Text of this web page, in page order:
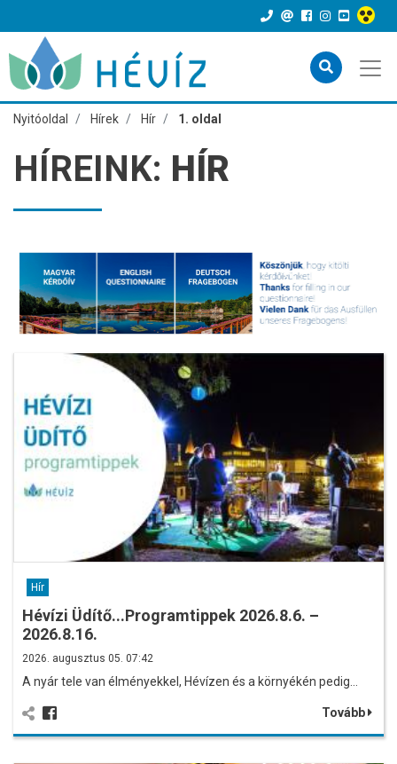
Nyitóoldal Hírek Hír 1. oldal
HÍREINK: HÍR
Hír
Hévízi Üdítő...Programtippek 2026.8.6. –
2026.8.16.
2026. augusztus 05. 07:42
A nyár tele van élményekkel, Hévízen és a környékén pedig…
Tovább